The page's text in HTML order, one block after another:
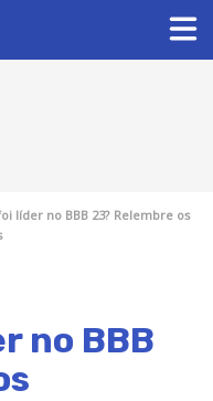
líder no BBB 23? Relembre os
no BBB